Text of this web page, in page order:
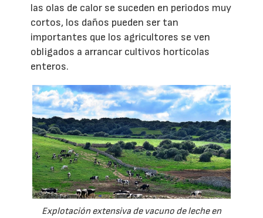
las olas de calor se suceden en periodos muy
cortos, los daños pueden ser tan
importantes que los agricultores se ven
obligados a arrancar cultivos hortícolas
enteros.
Explotación extensiva de vacuno de leche en